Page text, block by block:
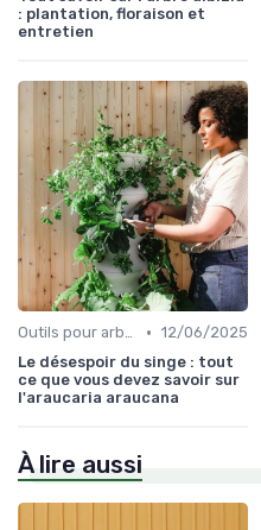
: plantation, floraison et
entretien
Outils pour arbres et arbustes • 12/06/2025
Le désespoir du singe : tout
ce que vous devez savoir sur
l'araucaria araucana
À lire aussi